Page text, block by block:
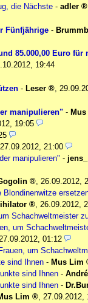
die Nächste - adler
Fünfjährige -
85.000,00 Euro
19:44
- Leser
manipulieren" -
19:05
27.09.2012, 21:00
manipulieren" - jens_
, 26.09.2012,
Blondinenwitze
, 26.09.2012,
Schachweltmeister
um
01:12
um
sind Ihnen - Mus Lim
sind Ihnen - André
sind Ihnen -
Lim , 27.09.2012,